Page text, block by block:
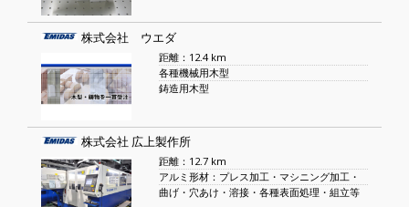
株式会社 ウエダ
距離：12.4 km
各種機械用木型
鋳造用木型
株式会社 広上製作所
距離：12.7 km
アルミ形材：プレス加工・マシニング加工・
曲げ・穴あけ・溶接・各種表面処理・組立等